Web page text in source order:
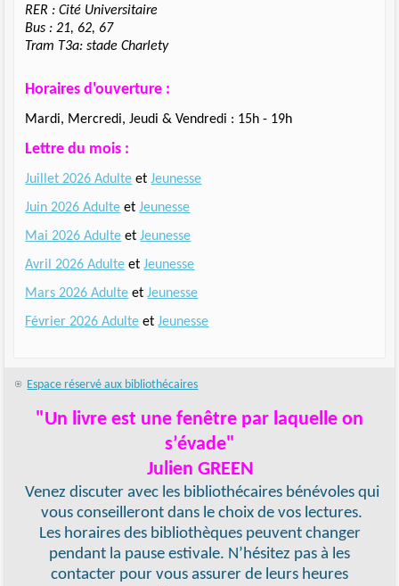
RER : Cité Universitaire
Bus : 21, 62, 67
Tram T3a: stade Charlety
Horaires d'ouverture :
Mardi, Mercredi, Jeudi & Vendredi : 15h - 19h
Lettre du mois :
Juillet 2026 Adulte etJeunesse
Juin 2026 Adulte et Jeunesse
Mai 2026 Adulte et Jeunesse
Avril 2026 Adulte et Jeunesse
Mars 2026 Adulte et Jeunesse
Février 2026 Adulte et Jeunesse
Espace réservé aux bibliothécaires
"Un livre est une fenêtre par laquelle on
s’évade"
Julien GREEN
Venez discuter avec les bibliothécaires bénévoles qui
vous conseilleront dans le choix de vos lectures.
Les horaires des bibliothèques peuvent changer
pendant la pause estivale. N’hésitez pas à les
contacter pour vous assurer de leurs heures